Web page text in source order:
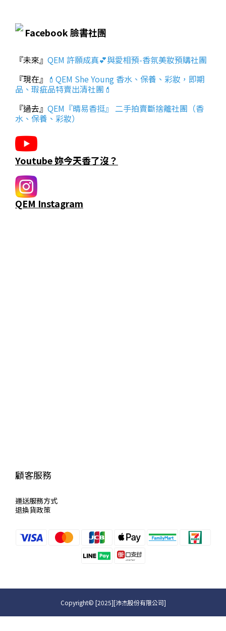
Facebook 臉書社團
『未來』 QEM 許願成真💕與愛相預-香氛美妝預購社團
『現在』 💄QEM She Young 香水、保養、彩妝，即期
品、瑕疵品特賣出清社團💄
『過去』 QEM『晴易香挺』 二手拍賣斷捨離社團（香
水、保養、彩妝）
Youtube 妳今天香了沒？
QEM Instagram
顧客服務
運送服務方式
退換貨政策
Copyright© [2025][沛杰股份有限公司]